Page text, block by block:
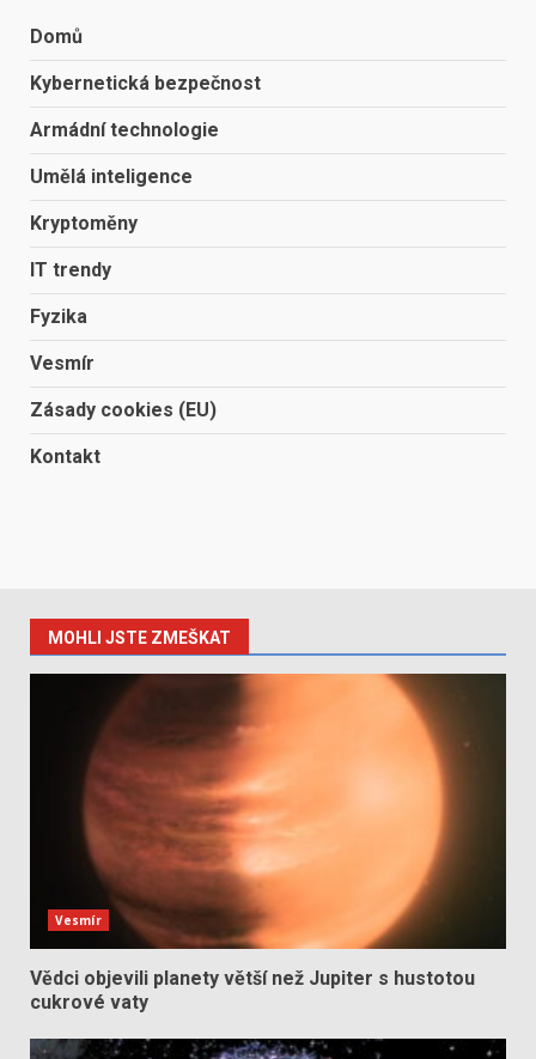
Domů
Kybernetická bezpečnost
Armádní technologie
Umělá inteligence
Kryptoměny
IT trendy
Fyzika
Vesmír
Zásady cookies (EU)
Kontakt
MOHLI JSTE ZMEŠKAT
Vesmír
Vědci objevili planety větší než Jupiter s hustotou
cukrové vaty